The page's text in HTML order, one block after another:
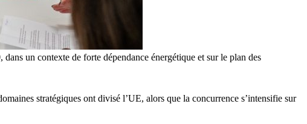
un contexte de forte dépendance énergétique et sur le plan des
stratégiques ont divisé l’UE, alors que la concurrence s’intensifie sur